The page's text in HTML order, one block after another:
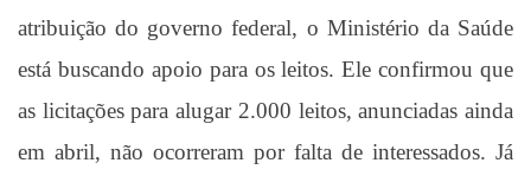
atribuição do governo federal, o Ministério da Saúde
está buscando apoio para os leitos. Ele confirmou que
as licitações para alugar 2.000 leitos, anunciadas ainda
em abril, não ocorreram por falta de interessados. Já